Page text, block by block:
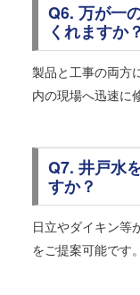
Q6. 万が一
くれますか？
製品と工事の両方
内の現場へ迅速に
Q7. 井戸水
すか？
日立やダイキン等
をご提案可能です